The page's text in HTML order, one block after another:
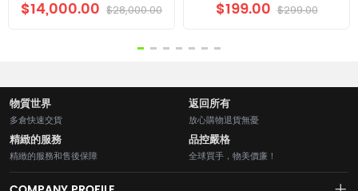
$14,000.00 $28,000.00 $199.00 $299.00
物質世界
多倉快速交貨
返回所有
放心購物退貨無憂
精緻的服務
精緻的服務和售後保障
品控嚴格
全球買手，物美價廉！